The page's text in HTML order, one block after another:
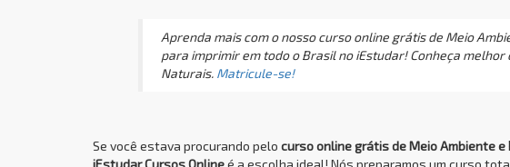
Aprenda mais com o nosso curso online grátis de Meio
para imprimir em todo o Brasil no iEstudar! Conheça
Naturais. Matricule-se!
Se você estava procurando pelo curso online grátis de Meio Ambiente
iEstudar Cursos Onlineé a escolha ideal! Nós preparamos um curso